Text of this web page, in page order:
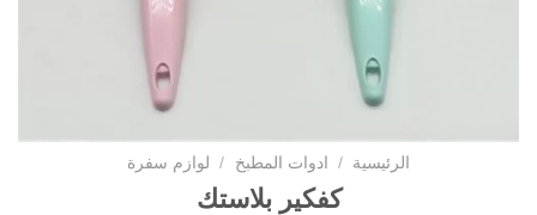
الرئيسية / ادوات المطبخ / لوازم سفرة
كفكير بلاستك